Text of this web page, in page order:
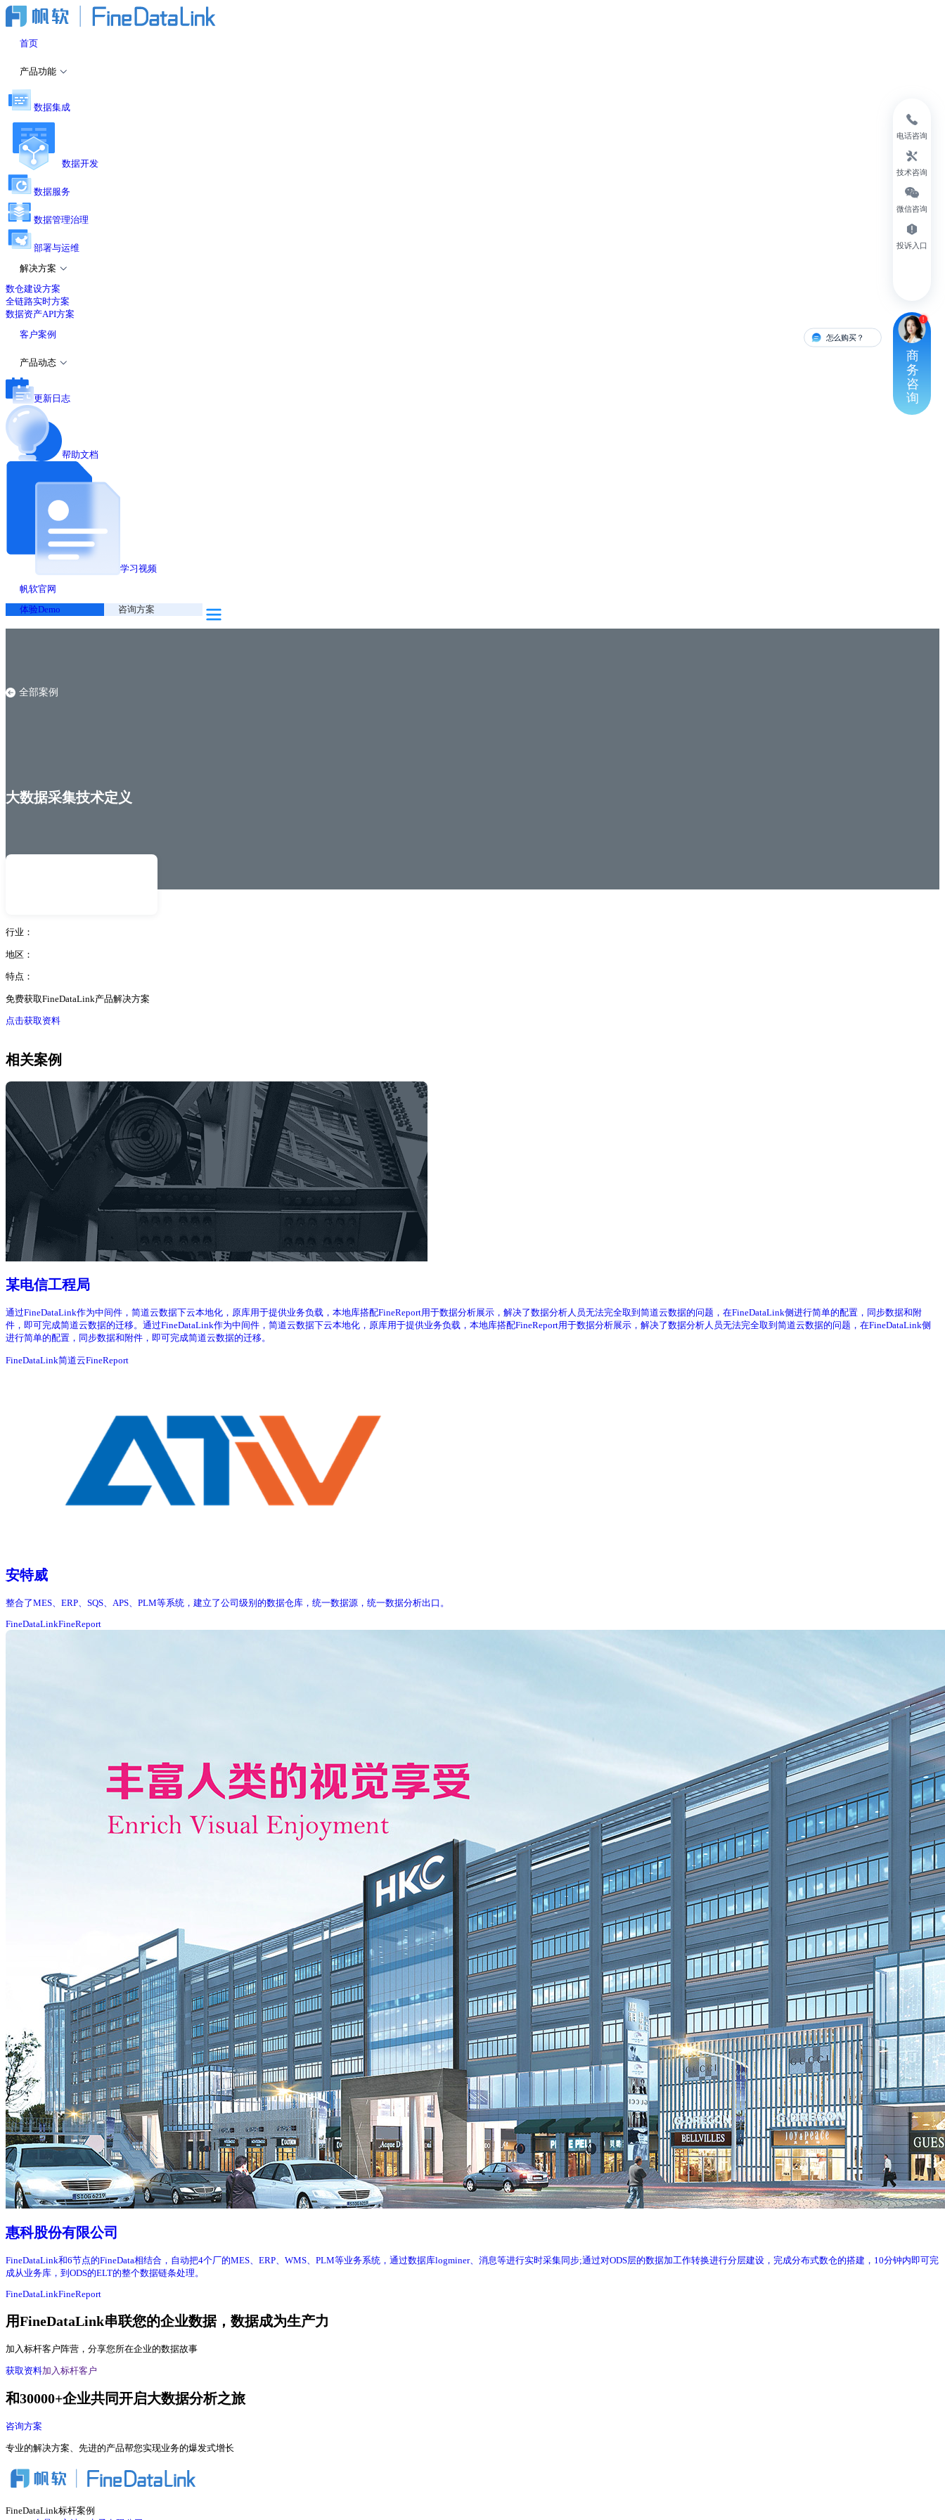
首页
产品功能
数据集成
数据开发
数据服务
数据管理治理
部署与运维
解决方案
数仓建设方案
全链路实时方案
数据资产API方案
客户案例
产品动态
更新日志
帮助文档
学习视频
帆软官网
体验Demo
咨询方案
全部案例
大数据采集技术定义
行业：
地区：
特点：
免费获取FineDataLink产品解决方案
点击获取资料
相关案例
某电信工程局
通过FineDataLink作为中间件，简道云数据下云本地化，原库用于提供业务负载，本地库搭配FineReport用于数据分析展示，解决了数据分析人员无法完全取到简道云数据的问题，在FineDataLink侧进行简单的配置，同步数据和附
件，即可完成简道云数据的迁移。通过FineDataLink作为中间件，简道云数据下云本地化，原库用于提供业务负载，本地库搭配FineReport用于数据分析展示，解决了数据分析人员无法完全取到简道云数据的问题，在FineDataLink侧
进行简单的配置，同步数据和附件，即可完成简道云数据的迁移。
FineDataLink简道云FineReport
安特威
整合了MES、ERP、SQS、APS、PLM等系统，建立了公司级别的数据仓库，统一数据源，统一数据分析出口。
FineDataLinkFineReport
惠科股份有限公司
FineDataLink和6节点的FineData相结合，自动把4个厂的MES、ERP、WMS、PLM等业务系统，通过数据库logminer、消息等进行实时采集同步;通过对ODS层的数据加工作转换进行分层建设，完成分布式数仓的搭建，10分钟内即可完
成从业务库，到ODS的ELT的整个数据链条处理。
FineDataLinkFineReport
用FineDataLink串联您的企业数据，数据成为生产力
加入标杆客户阵营，分享您所在企业的数据故事
获取资料加入标杆客户
和30000+企业共同开启大数据分析之旅
咨询方案
专业的解决方案、先进的产品帮您实现业务的爆发式增长
FineDataLink标杆案例
电话咨询
技术咨询
微信咨询
投诉入口
怎么购买？ 有人对接
商
务
咨
询